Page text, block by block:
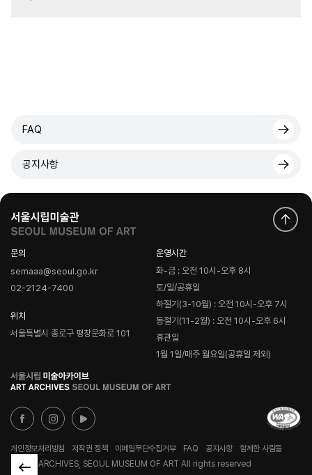
FAQ
공지사항
문의
semaaa@seoul.go.kr
02-2124-7400
위치
서울특별시 종로구 평창문화로 101
운영시간
화-금 : 오전 10시-오후 8시
토/일/공휴일
하절기(3-10월) : 오전 10시-오후 7시
동절기(11-2월) : 오전 10시-오후 6시
휴관일
1월 1일/매주 월요일(공휴일 제외)
로
고
개인정보처리방침 저작권 정책 이메일무단수집거부 FAQ 공지사항
함께한 사람들
© ART ARCHIVES, SEOUL MUSEUM OF ART All rights reserved